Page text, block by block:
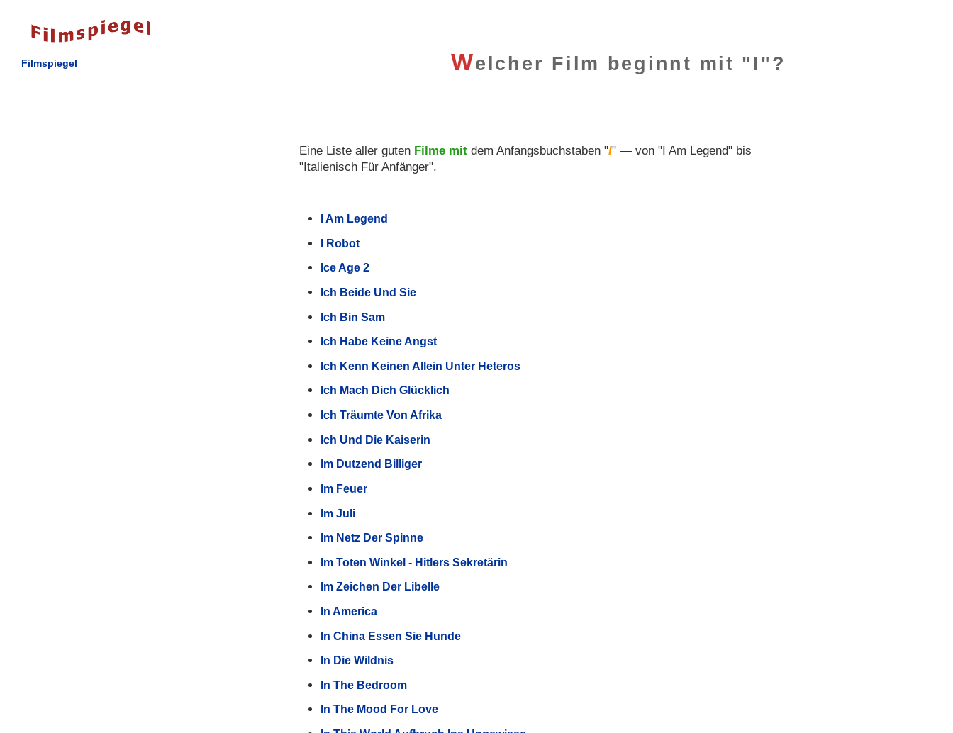
Filmspiegel Welcher Film beginnt mit "I"?
Eine Liste aller guten Filme mitdem Anfangsbuchstaben "I" — von "I Am Legend" bis
"Italienisch Für Anfänger".
I Am Legend
I Robot
Ice Age 2
Ich Beide Und Sie
Ich Bin Sam
Ich Habe Keine Angst
Ich Kenn Keinen Allein Unter Heteros
Ich Mach Dich Glücklich
Ich Träumte Von Afrika
Ich Und Die Kaiserin
Im Dutzend Billiger
Im Feuer
Im Juli
Im Netz Der Spinne
Im Toten Winkel - Hitlers Sekretärin
Im Zeichen Der Libelle
In America
In China Essen Sie Hunde
In Die Wildnis
In The Bedroom
In The Mood For Love